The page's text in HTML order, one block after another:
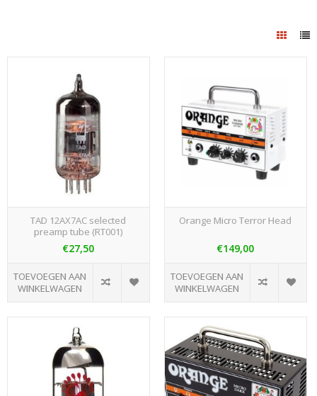
TAD 12AX7AC selected
preamp tube (RT001)
€27,50
TOEVOEGEN AAN
WINKELWAGEN
Orange Micro Terror Head
€149,00
TOEVOEGEN AAN
WINKELWAGEN